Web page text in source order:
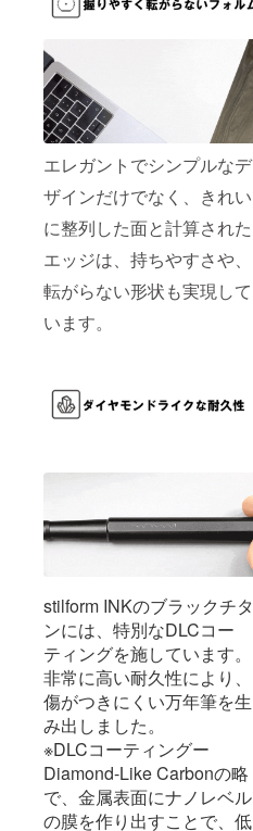
エレガントでシンプルなデ
ザインだけでなく、きれい
に整列した面と計算された
エッジは、持ちやすさや、
転がらない形状も実現して
います。
stilform INKのブラックチタ
ンには、特別なDLCコー
ティングを施しています。
非常に高い耐久性により、
傷がつきにくい万年筆を生
み出しました。
※DLCコーティングー
Diamond-Like Carbonの略
で、金属表面にナノレベル
の膜を作り出すことで、低